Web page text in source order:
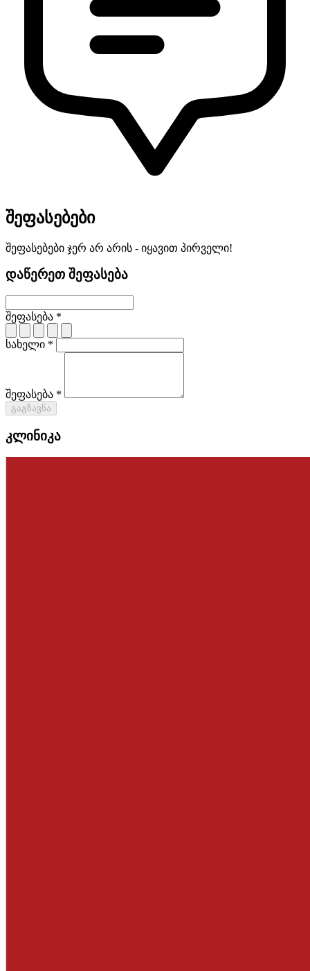
შეფასებები
შეფასებები ჯერ არ არის - იყავით პირველი!
დაწერეთ შეფასება
შეფასება *
სახელი *
შეფასება *
გაგზავნა
კლინიკა